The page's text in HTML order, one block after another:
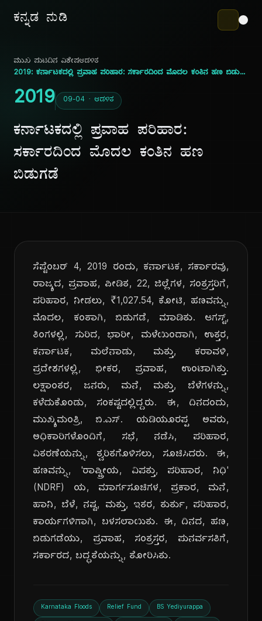
ಕನ್ನಡ ನುಡಿ
ಮುಖ ಪುಟದಿನ ವಿಶೇಷಆಡಳಿತ
2019: ಕರ್ನಾಟಕದಲ್ಲಿ ಪ್ರವಾಹ ಪರಿಹಾರ: ಸರ್ಕಾರದಿಂದ ಮೊದಲ ಕಂತಿನ ಹಣ ಬಿಡುಗಡೆ
2019 09-04 · ಆಡಳಿತ
ಕರ್ನಾಟಕದಲ್ಲಿ ಪ್ರವಾಹ ಪರಿಹಾರ:
ಸರ್ಕಾರದಿಂದ ಮೊದಲ ಕಂತಿನ ಹಣ
ಬಿಡುಗಡೆ
ಸೆಪ್ಟೆಂಬರ್ 4, 2019 ರಂದು, ಕರ್ನಾಟಕ, ಸರ್ಕಾರವು,
ರಾಜ್ಯದ, ಪ್ರವಾಹ, ಪೀಡಿತ, 22, ಜಿಲ್ಲೆಗಳ, ಸಂತ್ರಸ್ತರಿಗೆ,
ಪರಿಹಾರ, ನೀಡಲು, ₹1,027.54, ಕೋಟಿ, ಹಣವನ್ನು,
ಮೊದಲ, ಕಂತಾಗಿ, ಬಿಡುಗಡೆ, ಮಾಡಿತು. ಆಗಸ್ಟ್,
ತಿಂಗಳಲ್ಲಿ, ಸುರಿದ, ಭಾರೀ, ಮಳೆಯಿಂದಾಗಿ, ಉತ್ತರ,
ಕರ್ನಾಟಕ, ಮಲೆನಾಡು, ಮತ್ತು, ಕರಾವಳಿ,
ಪ್ರದೇಶಗಳಲ್ಲಿ, ಭೀಕರ, ಪ್ರವಾಹ, ಉಂಟಾಗಿತ್ತು.
ಲಕ್ಷಾಂತರ, ಜನರು, ಮನೆ, ಮತ್ತು, ಬೆಳೆಗಳನ್ನು,
ಕಳೆದುಕೊಂಡು, ಸಂಕಷ್ಟದಲ್ಲಿದ್ದರು. ಈ, ದಿನದಂದು,
ಮುಖ್ಯಮಂತ್ರಿ, ಬಿ.ಎಸ್. ಯಡಿಯೂರಪ್ಪ ಅವರು,
ಅಧಿಕಾರಿಗಳೊಂದಿಗೆ, ಸಭೆ, ನಡೆಸಿ, ಪರಿಹಾರ,
ವಿತರಣೆಯನ್ನು, ತ್ವರಿತಗೊಳಿಸಲು, ಸೂಚಿಸಿದರು. ಈ,
ಹಣವನ್ನು, 'ರಾಷ್ಟ್ರೀಯ, ವಿಪತ್ತು, ಪರಿಹಾರ, ನಿಧಿ'
(NDRF) ಯ, ಮಾರ್ಗಸೂಚಿಗಳ, ಪ್ರಕಾರ, ಮನೆ,
ಹಾನಿ, ಬೆಳೆ, ನಷ್ಟ, ಮತ್ತು, ಇತರ, ತುರ್ತು, ಪರಿಹಾರ,
ಕಾರ್ಯಗಳಿಗಾಗಿ, ಬಳಸಲಾಯಿತು. ಈ, ದಿನದ, ಹಣ,
ಬಿಡುಗಡೆಯು, ಪ್ರವಾಹ, ಸಂತ್ರಸ್ತರ, ಪುನರ್ವಸತಿಗೆ,
ಸರ್ಕಾರದ, ಬದ್ಧತೆಯನ್ನು, ತೋರಿಸಿತು.
Karnataka Floods Relief Fund BS Yediyurappa